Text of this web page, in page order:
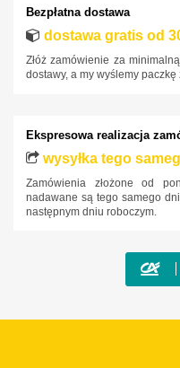
Seat
Skoda
Toyota
Bezpłatna dostawa
dostawa gratis od
Złóż zamówienie za
dostawy, a my wyślemy paczkę
Ekspresowa realizacja
wysyłka tego
Zamówienia złożone od
nadawane są tego samego
następnym dniu roboczym.